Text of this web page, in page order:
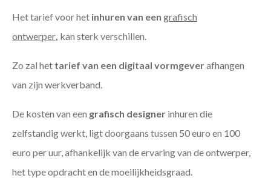
Het tarief voor het inhuren van een grafisch
ontwerper kan sterk verschillen.
Zo zal het tarief van een digitaal vormgeverafhangen
van zijn werkverband.
De kosten van een grafisch designer inhuren die
zelfstandig werkt, ligt doorgaans tussen 50 euro en 100
euro per uur, afhankelijk van de ervaring van de ontwerper,
het type opdracht en de moeilijkheidsgraad.